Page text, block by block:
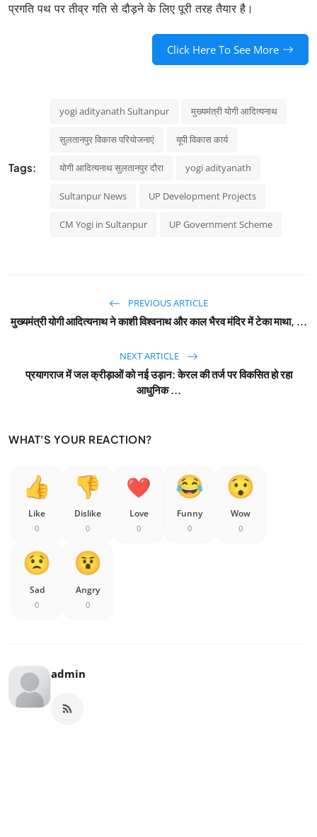
प्रगति पथ पर तीव्र गति से दौड़ने के लिए पूरी तरह तैयार है।
Click Here To See More
Tags:
yogi adityanath Sultanpur मुख्यमंत्री योगी आदित्यनाथ
सुलतानपुर विकास परियोजनाएं यूपी विकास कार्य
योगी आदित्यनाथ सुलतानपुर दौरा yogi adityanath
Sultanpur News UP Development Projects
CM Yogi in Sultanpur UP Government Scheme
PREVIOUS ARTICLE
मुख्यमंत्री योगी आदित्यनाथ ने काशी विश्वनाथ और काल भैरव मंदिर में टेका माथा, ...
NEXT ARTICLE
प्रयागराज में जल क्रीड़ाओं को नई उड़ान: केरल की तर्ज पर विकसित हो रहा
आधुनिक ...
WHAT'S YOUR REACTION?
Like
0
Dislike
0
Love
0
Funny
0
Wow
0
Sad
0
Angry
0
admin